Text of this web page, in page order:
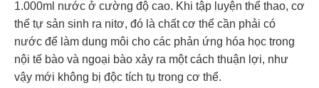
1.000ml nước ở cường độ cao. Khi tập luyện thể thao, cơ
thể tự sản sinh ra nitơ, đó là chất cơ thể cần phải có
nước để làm dung môi cho các phản ứng hóa học trong
nội tế bào và ngoại bào xảy ra một cách thuận lợi, như
vậy mới không bị độc tích tụ trong cơ thể.